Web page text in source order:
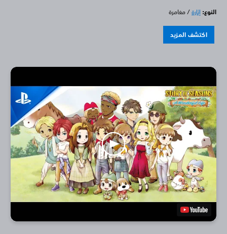
النوع: إثارة/ مغامرة
اكتشف المزيد